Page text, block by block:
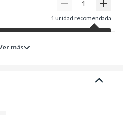
1unidad recomendada
para tu proyecto te sugerimos
más